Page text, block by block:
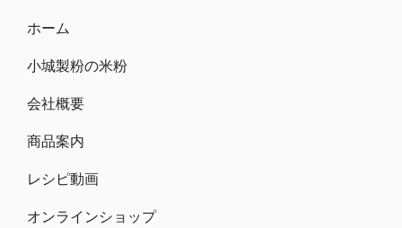
b
o
o
k
o
n
ホーム
小城製粉の米粉
会社概要
商品案内
レシピ動画
オンラインショップ